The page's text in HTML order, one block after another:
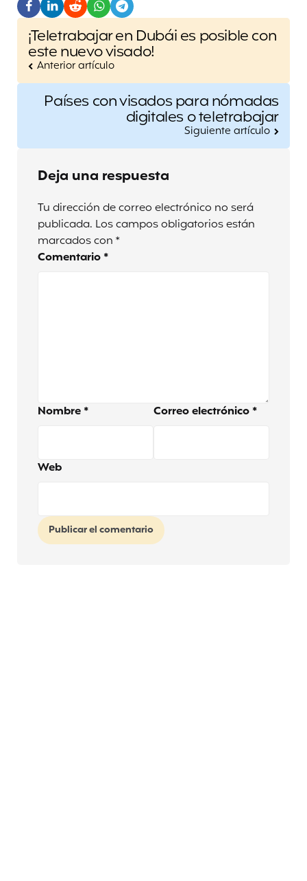
Post
navigation
¡Teletrabajar en Dubái es posible con
este nuevo visado!
Anterior artículo
Países con visados para nómadas
digitales o teletrabajar
Siguiente artículo
Deja una respuesta
Tu dirección de correo electrónico no será
publicada. Los campos obligatorios están
marcados con *
Comentario *
Nombre * Correo electrónico *
Web